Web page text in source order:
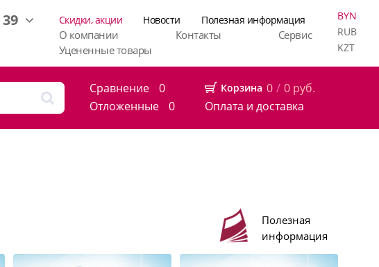
39 Скидки, акции Новости Полезная информация
О компании Контакты
Сервис
Уцененные товары
BYN
RUB
KZT
Сравнение
0
Отложенные
0
Корзина 0 / 0 руб.
Оплата и доставка
Полезная
информация